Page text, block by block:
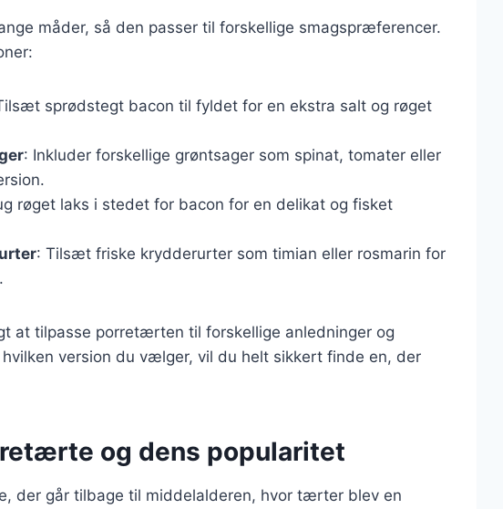
måder, så den passer til forskellige smagspræferencer.
sprødstegt bacon til fyldet for en ekstra salt og røget
: Inkluder forskellige grøntsager som spinat, tomater eller
røget laks i stedet for bacon for en delikat og fisket
: Tilsæt friske krydderurter som timian eller rosmarin for
at tilpasse porretærten til forskellige anledninger og
version du vælger, vil du helt sikkert finde en, der
og dens popularitet
der går tilbage til middelalderen, hvor tærter blev en